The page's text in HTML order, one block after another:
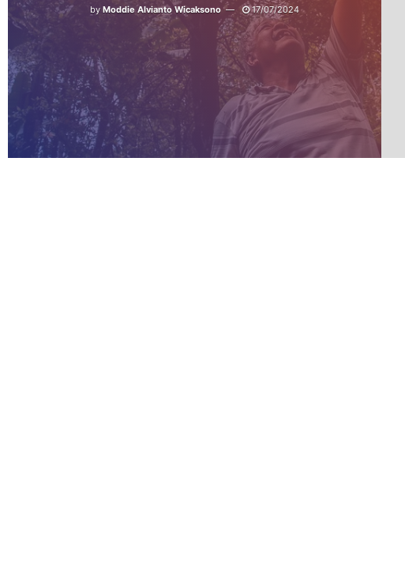
by Moddie Alvianto Wicaksono 17/07/2024